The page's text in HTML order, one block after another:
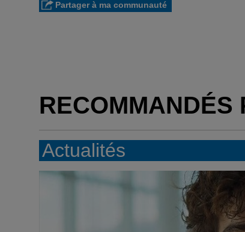
Partager à ma communauté
RECOMMANDÉS
Actualités